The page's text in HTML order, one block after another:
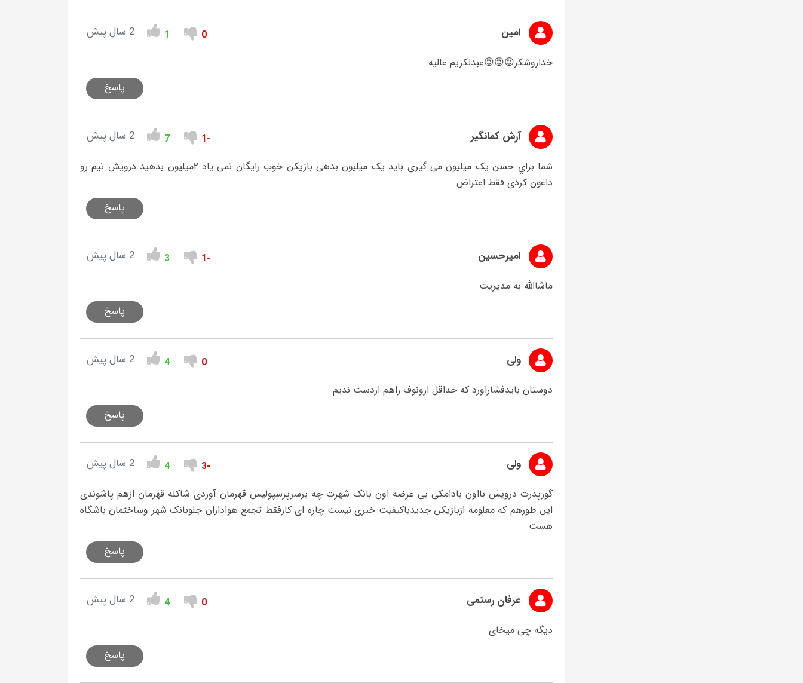
امین 0
1 2 سال پیش
خداروشکر😍😍😍عبدلکریم عالیه
پاسخ
آرش کمانگیر -1
7 2 سال پیش
شما براي حسن يک ميليون می گیری باید یک میلیون بدهی بازیکن خوب رايگان نمی ياد ۲میلیون بدهید درويش تیم رو
داغون کردی فقط اعتراض
پاسخ
امیرحسین -1
3 2 سال پیش
ماشاالله به مدیریت
پاسخ
ولی 0
4 2 سال پیش
دوستان بایدفشاراورد که حداقل ارونوف راهم ازدست ندیم
پاسخ
ولی -3
4 2 سال پیش
گورپدرت درویش بااون بادامکی بی عرضه اون بانک شهرت چه برسرپرسپولیس قهرمان آوردی شاکله قهرمان ازهم پاشوندی
این طورهم که معلومه ازبازیکن جدیدباکیفیت خبری نیست چاره ای کارفقط تجمع هواداران جلوبانک شهر وساختمان باشگاه
هست
پاسخ
عرفان رستمی 0
4 2 سال پیش
دیگه چی میخای
پاسخ